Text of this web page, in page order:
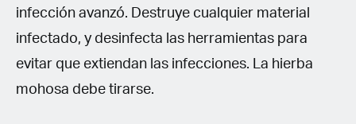
infección avanzó. Destruye cualquier material
infectado, y desinfecta las herramientas para
evitar que extiendan las infecciones. La hierba
mohosa debe tirarse.